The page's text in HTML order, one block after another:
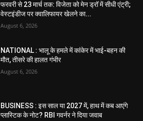
फरवरी से 23 मार्च तक: विजेता को मेन ड्रॉ में सीधी एंट्री;
वेस्टइंडीज पर क्वालिफायर खेलने का...
August 6, 2026
NATIONAL : भालू के हमले में कांकेर में भाई-बहन की
मौत, तीसरे की हालत गंभीर
August 6, 2026
BUSINESS : इस साल या 2027 में, हाथ में कब आएंगे
प्लास्टिक के नोट? RBI गवर्नर ने दिया जवाब